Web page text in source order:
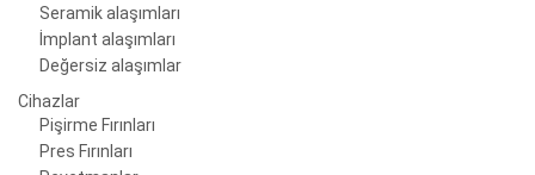
Seramik alaşımları
İmplant alaşımları
Değersiz alaşımlar
Cihazlar
Pişirme Fırınları
Pres Fırınları